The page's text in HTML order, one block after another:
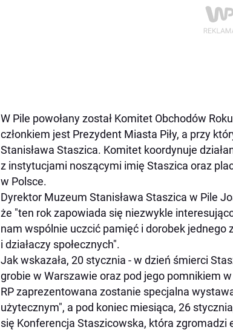
W Pile powołany został Komitet Obchodów
członkiem jest Prezydent Miasta Piły, a przy
Stanisława Staszica. Komitet koordynuje
z instytucjami noszącymi imię Staszica oraz
w Polsce.
Dyrektor Muzeum Stanisława Staszica w Pile
że "ten rok zapowiada się niezwykle
nam wspólnie uczcić pamięć i dorobek
i działaczy społecznych".
Jak wskazała, 20 stycznia - w dzień śmierci
grobie w Warszawie oraz pod jego pomnikiem
RP zaprezentowana zostanie specjalna
użytecznym", a pod koniec miesiąca, 26
się Konferencja Staszicowska, która zgromadzi